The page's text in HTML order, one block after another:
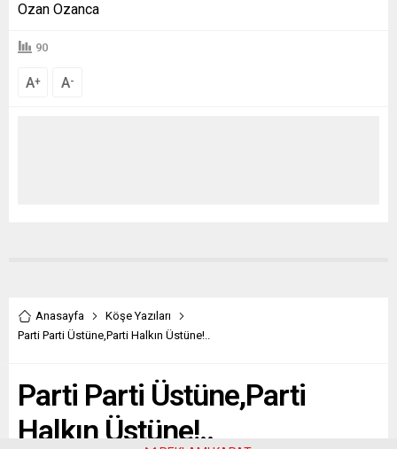
Ozan Ozanca
90
A+ A-
Anasayfa
Köşe Yazıları
Parti Parti Üstüne,Parti Halkın Üstüne!..
Parti Parti Üstüne,Parti
Halkın Üstüne!..